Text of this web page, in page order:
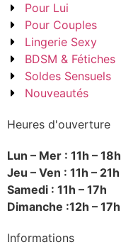
Pour Lui
Pour Couples
Lingerie Sexy
BDSM & Fétiches
Soldes Sensuels
Nouveautés
Heures d'ouverture
Lun – Mer : 11h – 18h
Jeu – Ven : 11h – 21h
Samedi : 11h – 17h
Dimanche :12h – 17h
Informations